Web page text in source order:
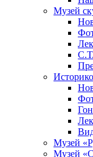
Музей
Музей
Музей